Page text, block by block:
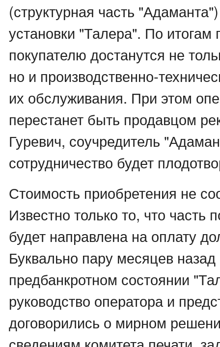
(структурная часть
установки "Талера". По итогам
покупателю достанутся не
но и производственно-
их обслуживания. При этом
перестанет быть продавцом
Гуревич, соучредитель
сотрудничество будет
Стоимость приобретения не
Известно только то, что часть
будет направлена на оплату
Буквально пару месяцев
предбанкротном состоянии
руководство оператора и
договорились о мирном